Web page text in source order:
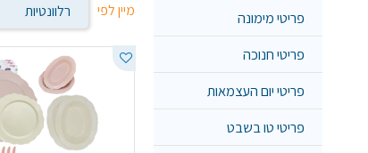
פריטי מימונה
פריטי חנוכה
פריטי יום העצמאות
פריטי טו בשבט
מיין לפי